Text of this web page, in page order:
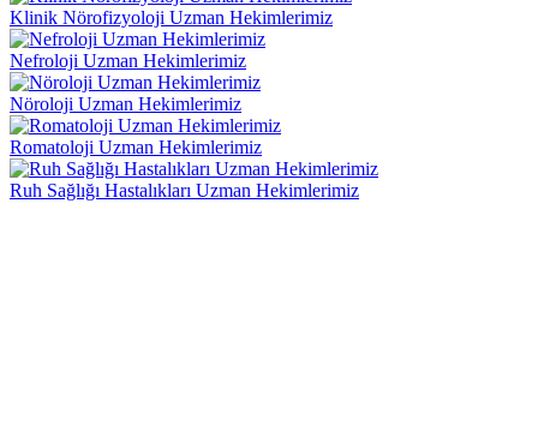
Klinik Nörofizyoloji Uzman Hekimlerimiz
Nefroloji Uzman Hekimlerimiz
Nöroloji Uzman Hekimlerimiz
Romatoloji Uzman Hekimlerimiz
Ruh Sağlığı Hastalıkları Uzman Hekimlerimiz